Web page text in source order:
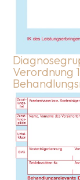
Verordnung